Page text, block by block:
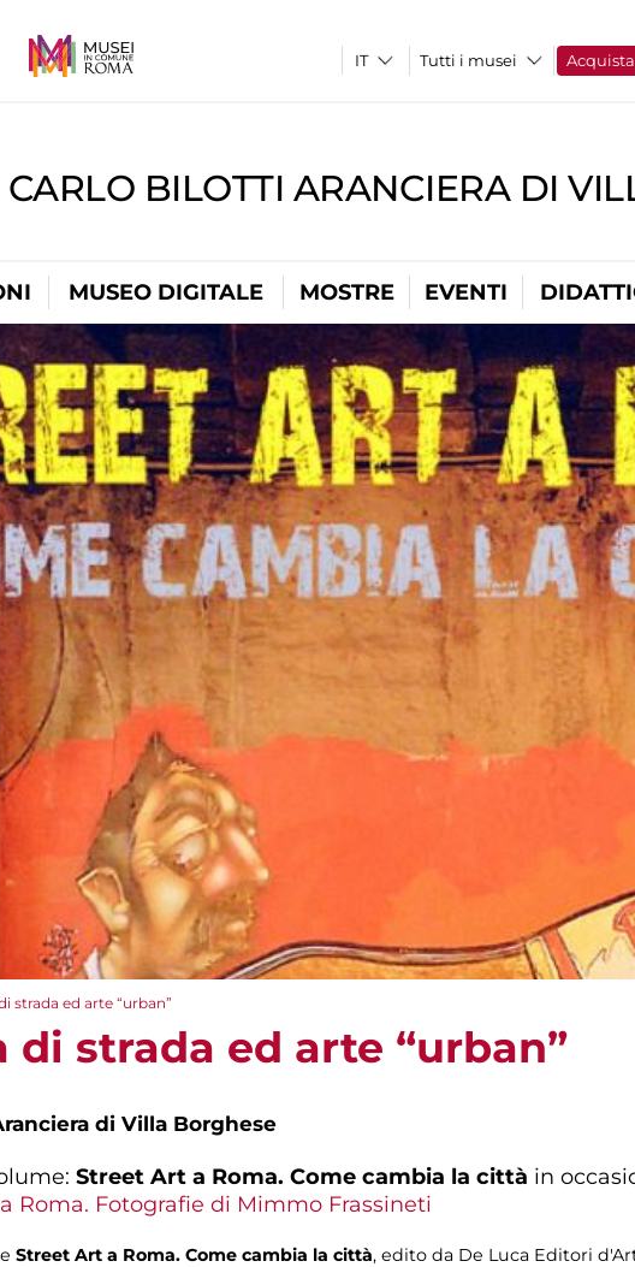
Tutti i musei Acquista
BILOTTI ARANCIERA DI
MUSEO DIGITALE MOSTRE EVENTI
strada ed arte “urban”
di strada ed arte “urban”
di Villa Borghese
Street Art a Roma. Come cambia la città in
Roma. Fotografie di Mimmo Frassineti
Street Art a Roma. Come cambia la città, edito da De Luca Editori